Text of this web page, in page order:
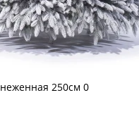
250см 0